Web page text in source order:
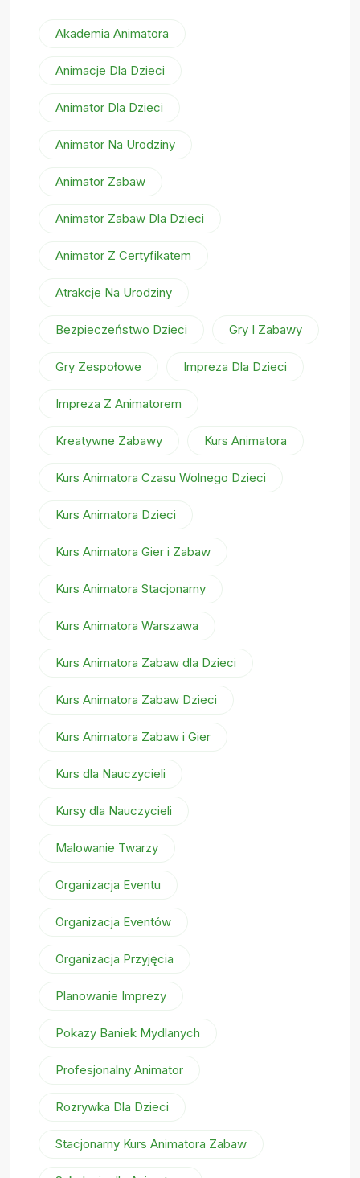
Akademia Animatora
Animacje Dla Dzieci
Animator Dla Dzieci
Animator Na Urodziny
Animator Zabaw
Animator Zabaw Dla Dzieci
Animator Z Certyfikatem
Atrakcje Na Urodziny
Bezpieczeństwo Dzieci Gry I Zabawy
Gry Zespołowe Impreza Dla Dzieci
Impreza Z Animatorem
Kreatywne Zabawy Kurs Animatora
Kurs Animatora Czasu Wolnego Dzieci
Kurs Animatora Dzieci
Kurs Animatora Gier i Zabaw
Kurs Animatora Stacjonarny
Kurs Animatora Warszawa
Kurs Animatora Zabaw dla Dzieci
Kurs Animatora Zabaw Dzieci
Kurs Animatora Zabaw i Gier
Kurs dla Nauczycieli
Kursy dla Nauczycieli
Malowanie Twarzy
Organizacja Eventu
Organizacja Eventów
Organizacja Przyjęcia
Planowanie Imprezy
Pokazy Baniek Mydlanych
Profesjonalny Animator
Rozrywka Dla Dzieci
Stacjonarny Kurs Animatora Zabaw